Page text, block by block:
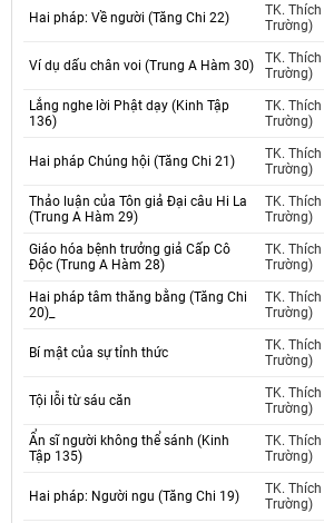
Hai pháp: Về người (Tăng Chi 22)
TK.
Trường)
Ví dụ dấu chân voi (Trung A Hàm 30)
TK.
Trường)
Lắng nghe lời Phật dạy (Kinh Tập
136)
TK.
Trường)
Hai pháp Chúng hội (Tăng Chi 21)
TK.
Trường)
Thảo luận của Tôn giả Đại câu Hi La
(Trung A Hàm 29)
TK.
Trường)
Giáo hóa bệnh trưởng giả Cấp Cô
Độc (Trung A Hàm 28)
TK.
Trường)
Hai pháp tâm thăng bằng (Tăng Chi
20)_
TK.
Trường)
Bí mật của sự tỉnh thức
TK.
Trường)
Tội lỗi từ sáu căn
TK.
Trường)
Ẩn sĩ người không thể sánh (Kinh
Tập 135)
TK.
Trường)
Hai pháp: Người ngu (Tăng Chi 19)
TK.
Trường)